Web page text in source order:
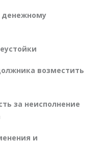
денежному
возместить
за неисполнение
и